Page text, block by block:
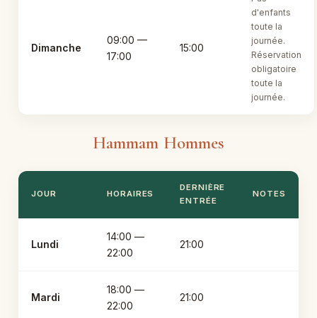
Dimanche
09:00 —
17:00
15:00
d'enfants
toute la
journée.
Réservation
obligatoire
toute la
journée.
Hammam Hommes
JOUR HORAIRES
DERNIÈRE
ENTRÉE
NOTES
Lundi
14:00 —
22:00
21:00
Mardi
18:00 —
22:00
21:00